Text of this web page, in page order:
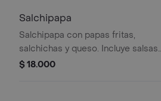
Salchipapa
Salchipapa con papas fritas,
salchichas y queso. Incluye salsas
aparte.
$ 18.000